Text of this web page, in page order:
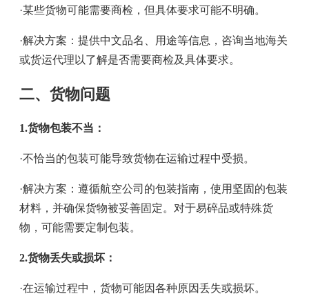
·某些货物可能需要商检，但具体要求可能不明确。
·解决方案：提供中文品名、用途等信息，咨询当地海关
或货运代理以了解是否需要商检及具体要求。
二、货物问题
1.货物包装不当：
·不恰当的包装可能导致货物在运输过程中受损。
·解决方案：遵循航空公司的包装指南，使用坚固的包装
材料，并确保货物被妥善固定。对于易碎品或特殊货
物，可能需要定制包装。
2.货物丢失或损坏：
·在运输过程中，货物可能因各种原因丢失或损坏。